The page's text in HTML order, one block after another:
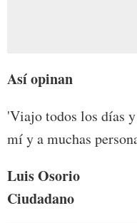
Así opinan
'Viajo todos los días
mí y a muchas
Luis Osorio
Ciudadano